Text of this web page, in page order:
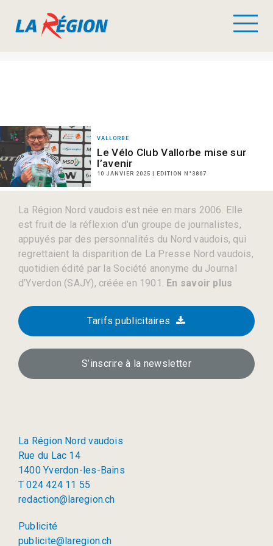
VALLORBE
Le Vélo Club Vallorbe mise sur
l’avenir
10 JANVIER 2025 | EDITION N°3867
La Région Nord vaudois est née en mars 2006. Elle
est fruit de la réflexion d’un groupe de journalistes,
appuyés par des personnalités du Nord vaudois, qui
regrettaient la disparition de La Presse Nord vaudois,
quotidien édité par la Société anonyme du Journal
d’Yverdon (SAJY), créée en 1901. En savoir plus
Tarifs publicitaires
S’inscrire à la newsletter
La Région Nord vaudois
Rue du Lac 14
1400 Yverdon-les-Bains
T 024 424 11 55
redaction@laregion.ch
Publicité
publicite@laregion.ch